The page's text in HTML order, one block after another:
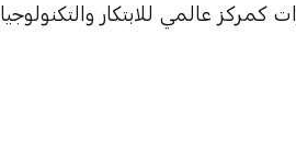
عالمي للابتكار والتكنولوجيا